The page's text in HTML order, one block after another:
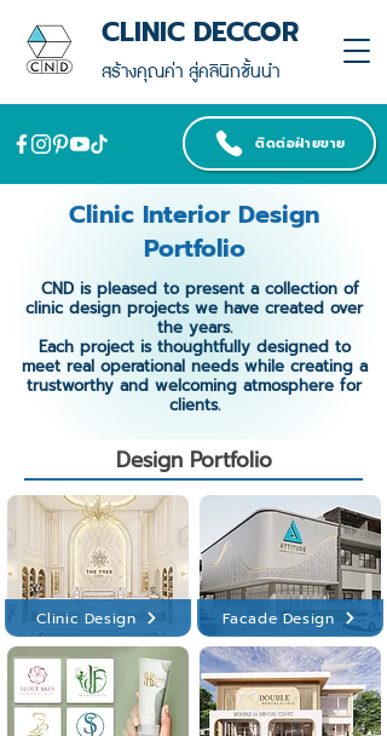
สร้างคุณค่า สู่คลินิกชั้นนำ
CLINIC DECCOR
ติดต่อฝ่ายขาย
Clinic Interior Design
Portfolio
CND is pleased to present a collection of
clinic design projects we have created over
the years.
Each project is thoughtfully designed to
meet real operational needs while creating a
trustworthy and welcoming atmosphere for
clients.
Design Portfolio
Clinic Design Facade Design